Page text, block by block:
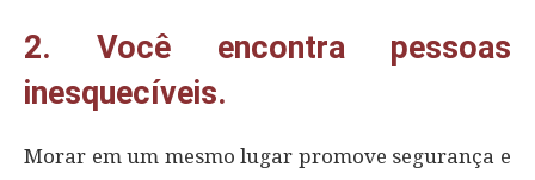
2. Você encontra pessoas
inesquecíveis.
Morar em um mesmo lugar promove segurança e